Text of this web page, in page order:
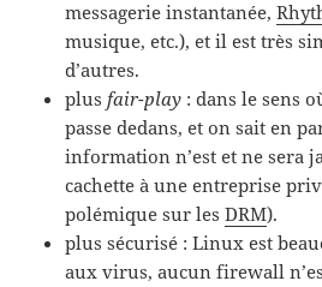
messagerie instantanée,
musique, etc.), et il est très
d’autres.
plusfair-play : dans le sens
passe dedans, et on sait en
information n’est et ne sera
cachette à une entreprise
polémique sur lesDRM).
plus sécurisé : Linux est
aux virus, aucun firewall